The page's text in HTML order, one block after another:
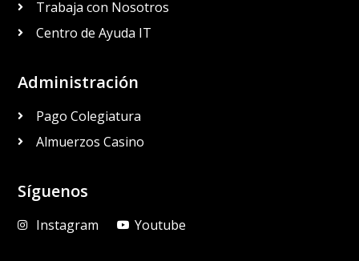
Trabaja con Nosotros
Centro de Ayuda IT
Administración
Pago Colegiatura
Almuerzos Casino
Síguenos
Instagram Youtube